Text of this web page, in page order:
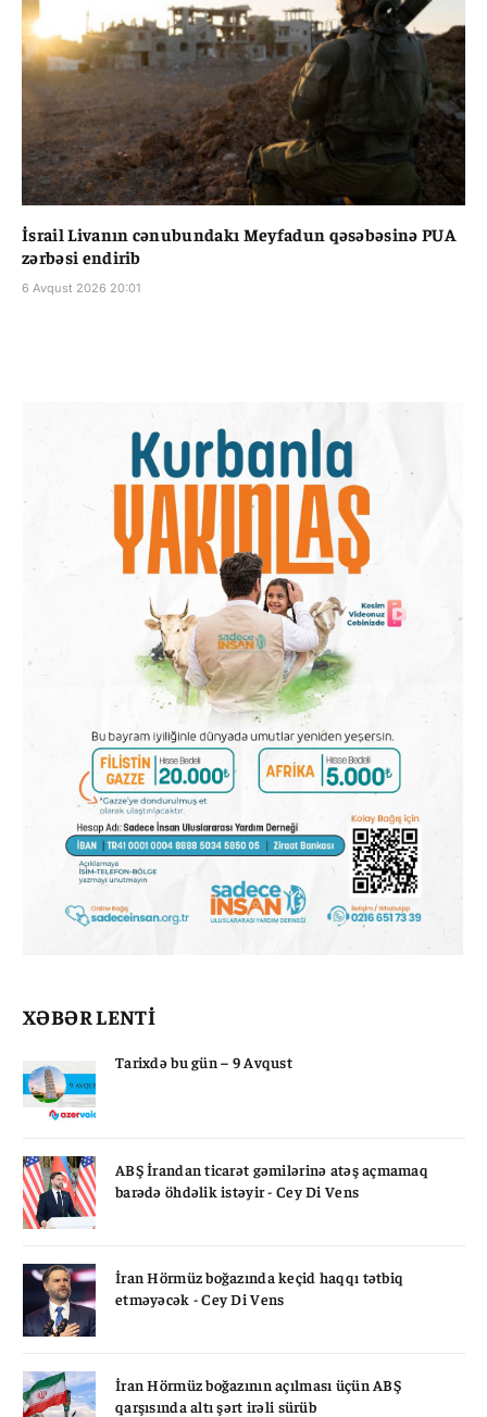
İsrail Livanın cənubundakı Meyfadun qəsəbəsinə PUA
zərbəsi endirib
6 Avqust 2026 20:01
XƏBƏR LENTİ
Tarixdə bu gün – 9 Avqust
ABŞ İrandan ticarət gəmilərinə atəş açmamaq
barədə öhdəlik istəyir - Cey Di Vens
İran Hörmüz boğazında keçid haqqı tətbiq
etməyəcək - Cey Di Vens
İran Hörmüz boğazının açılması üçün ABŞ
qarşısında altı şərt irəli sürüb